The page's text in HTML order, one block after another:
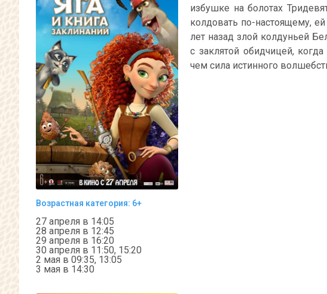
Возрастная категория: 6+
27 апреля в 14:05
28 апреля в 12:45
29 апреля в 16:20
30 апреля в 11:50, 15:20
2 мая в 09:35, 13:05
3 мая в 14:30
избушке на болотах
колдовать по-настоящему,
лет назад злой колдуньей
с заклятой обидчицей,
чем сила истинного